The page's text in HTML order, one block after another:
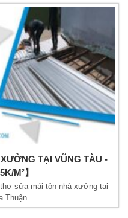
TẠI VŨNG TÀU -
M²】
sửa mái tôn nhà xưởng tại
Thuận...